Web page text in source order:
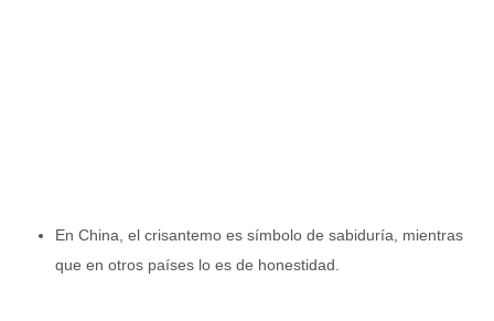
En China, el crisantemo es símbolo de sabiduría, mientras
que en otros países lo es de honestidad.